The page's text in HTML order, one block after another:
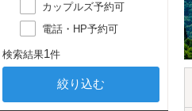
カップルズ予約可
電話・HP予約可
検索結果1件